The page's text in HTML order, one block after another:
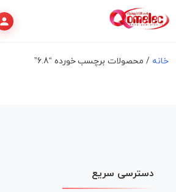
خانه / محصولات برچسب خورده “6.8”
دسترسی سریع